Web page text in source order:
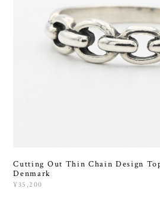
Cutting Out Thin Chain Design
Denmark
¥35,200